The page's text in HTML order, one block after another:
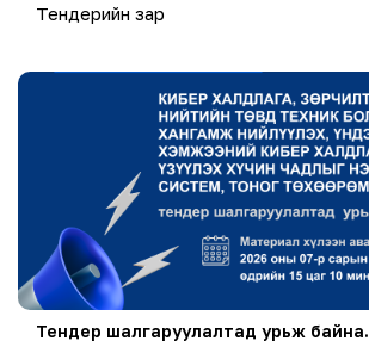
Тендерийн зар
Тендер шалгаруулалтад урьж байна.